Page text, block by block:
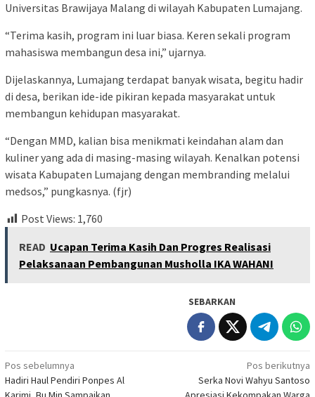
Universitas Brawijaya Malang di wilayah Kabupaten Lumajang.
“Terima kasih, program ini luar biasa. Keren sekali program
mahasiswa membangun desa ini,” ujarnya.
Dijelaskannya, Lumajang terdapat banyak wisata, begitu hadir
di desa, berikan ide-ide pikiran kepada masyarakat untuk
membangun kehidupan masyarakat.
“Dengan MMD, kalian bisa menikmati keindahan alam dan
kuliner yang ada di masing-masing wilayah. Kenalkan potensi
wisata Kabupaten Lumajang dengan membranding melalui
medsos,” pungkasnya. (fjr)
Post Views: 1,760
READ Ucapan Terima Kasih Dan Progres Realisasi
Pelaksanaan Pembangunan Musholla IKA WAHANI
SEBARKAN
Navigasi
pos
Pos sebelumnya
Hadiri Haul Pendiri Ponpes Al
Pos berikutnya
Serka Novi Wahyu Santoso